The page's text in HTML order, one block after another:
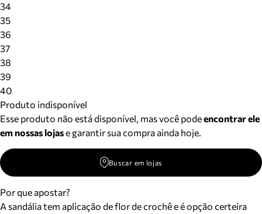
34
35
36
37
38
39
40
Produto indisponível
Esse produto não está disponível, mas você podeencontrar ele
em nossas lojase garantir sua compra ainda hoje.
Buscar em lojas
Por que apostar?
A sandália tem aplicação de flor de crochê e é opção certeira